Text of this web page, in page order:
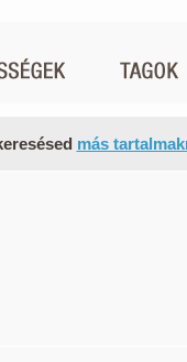
más